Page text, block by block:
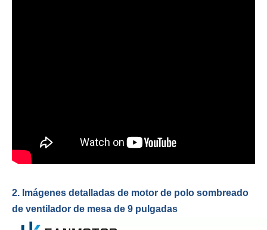
2. Imágenes detalladas de motor de polo sombreado
de ventilador de mesa de 9 pulgadas